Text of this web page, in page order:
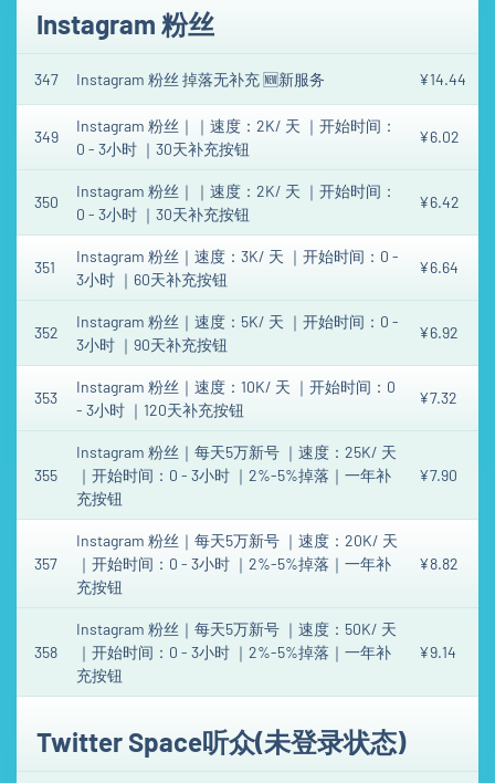
Instagram 粉丝
347 Instagram 粉丝 掉落无补充 🆕新服务 ¥14.44
349
Instagram 粉丝｜｜速度：2K/ 天 ｜开始时间：
0 - 3小时 ｜30天补充按钮
¥6.02
350
Instagram 粉丝｜｜速度：2K/ 天 ｜开始时间：
0 - 3小时 ｜30天补充按钮
¥6.42
351
Instagram 粉丝｜速度：3K/ 天 ｜开始时间：0 -
3小时 ｜60天补充按钮
¥6.64
352
Instagram 粉丝｜速度：5K/ 天 ｜开始时间：0 -
3小时 ｜90天补充按钮
¥6.92
353
Instagram 粉丝｜速度：10K/ 天 ｜开始时间：0
- 3小时 ｜120天补充按钮
¥7.32
355
Instagram 粉丝｜每天5万新号 ｜速度：25K/ 天
｜开始时间：0 - 3小时 ｜2%-5%掉落｜一年补
充按钮
¥7.90
357
Instagram 粉丝｜每天5万新号 ｜速度：20K/ 天
｜开始时间：0 - 3小时 ｜2%-5%掉落｜一年补
充按钮
¥8.82
358
Instagram 粉丝｜每天5万新号 ｜速度：50K/ 天
｜开始时间：0 - 3小时 ｜2%-5%掉落｜一年补
充按钮
¥9.14
Twitter Space听众(未登录状态)